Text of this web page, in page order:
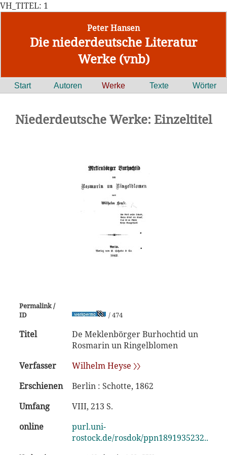
VH_TITEL: 1
Peter Hansen
Die niederdeutsche Literatur
Werke (vnb)
Start Autoren Werke Texte Wörter
Niederdeutsche Werke: Einzeltitel
Permalink /
ID
/ 474
Titel
De Meklenbörger Burhochtid un
Rosmarin un Ringelblomen
Verfasser
Wilhelm Heyse 〉〉
Erschienen
Berlin : Schotte, 1862
Umfang
VIII, 213 S.
online
purl.uni-
rostock.de/rosdok/ppn1891935232..